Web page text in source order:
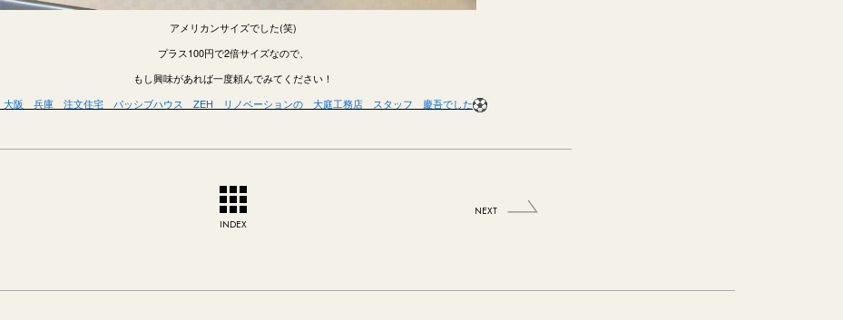
アメリカンサイズでした(笑)
プラス100円で2倍サイズなので、
もし興味があれば一度頼んでみてください！
大阪 兵庫 注文住宅 パッシブハウス ZEH リノベーションの 大庭工務店 スタッフ 慶吾でした
INDEX
NEXT